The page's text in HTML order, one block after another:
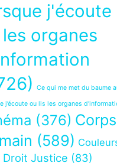
j'écoute
les organes
Ce qui me met du baume
j’écoute ou lis les organes
(376) Corps
(589)
Droit Justice (83)